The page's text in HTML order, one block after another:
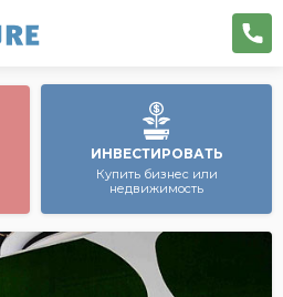
ИНВЕСТИРОВАТЬ
Купить бизнес или
недвижимость